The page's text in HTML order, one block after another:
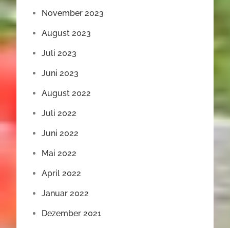
November 2023
August 2023
Juli 2023
Juni 2023
August 2022
Juli 2022
Juni 2022
Mai 2022
April 2022
Januar 2022
Dezember 2021